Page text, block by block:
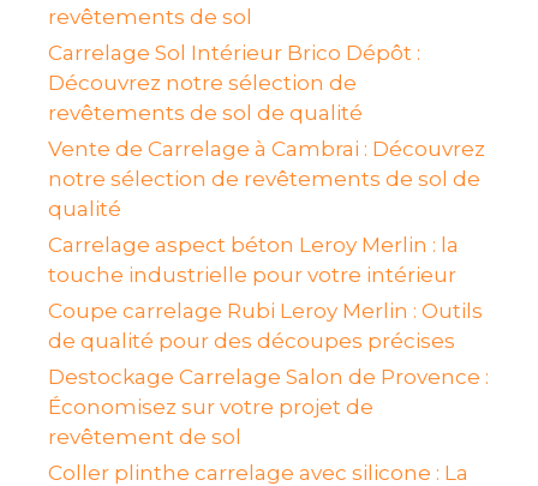
revêtements de sol
Carrelage Sol Intérieur Brico Dépôt :
Découvrez notre sélection de
revêtements de sol de qualité
Vente de Carrelage à Cambrai : Découvrez
notre sélection de revêtements de sol de
qualité
Carrelage aspect béton Leroy Merlin : la
touche industrielle pour votre intérieur
Coupe carrelage Rubi Leroy Merlin : Outils
de qualité pour des découpes précises
Destockage Carrelage Salon de Provence :
Économisez sur votre projet de
revêtement de sol
Coller plinthe carrelage avec silicone : La